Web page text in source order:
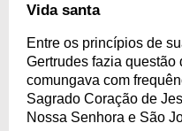
Vida santa
Entre os princípios de
Gertrudes fazia questão
comungava com
Sagrado Coração de
Nossa Senhora e São